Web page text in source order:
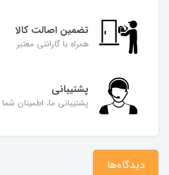
تضمین اصالت کالا
همراه با گارانتی معتبر
پشتیبانی
پشتیبانی ما، اطمینان
دیدگاه‌ها